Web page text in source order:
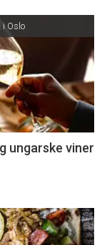
Oslo
ungarske viner